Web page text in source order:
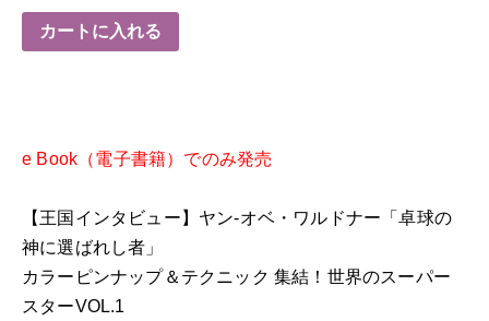
【王国インタビュー】ヤン-オベ・ワルドナー「卓球の
神に選ばれし者」
カラーピンナップ＆テクニック 集結！世界のスーパー